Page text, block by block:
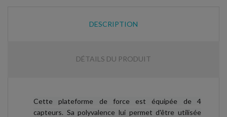
DESCRIPTION
DÉTAILS DU PRODUIT
Cette plateforme de force est équipée de 4
capteurs. Sa polyvalence lui permet d'être utilisée